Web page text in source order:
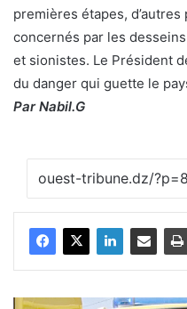
premières étapes,
concernés par les
et sionistes. Le Président
du danger qui guette le
Par Nabil.G